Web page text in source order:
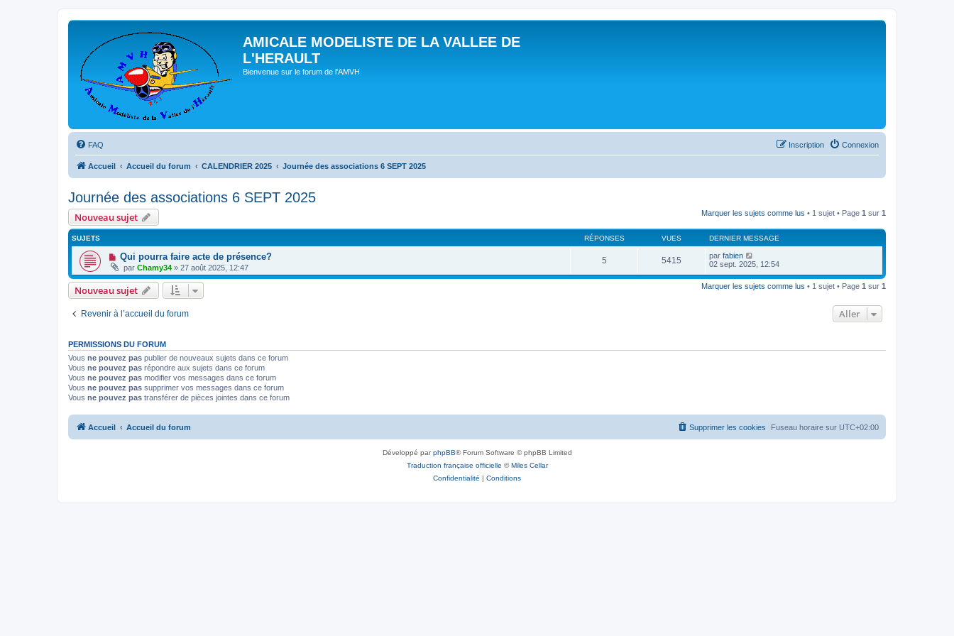
AMICALE MODELISTE DE LA VALLEE DE
L'HERAULT
Bienvenue sur le forum de l'AMVH
FAQ Connexion
Inscription
Accueil Accueil du forum CALENDRIER 2025 Journée des associations 6 SEPT 2025
Journée des associations 6 SEPT 2025
Nouveau sujet Marquer les sujets comme lus • 1 sujet • Page 1 sur 1
SUJETS RÉPONSES VUES DERNIER MESSAGE
Qui pourra faire acte de présence?
par Chamy34 » 27 août 2025, 12:47
5 5415 par fabien
02 sept. 2025, 12:54
Nouveau sujet Marquer les sujets comme lus • 1 sujet • Page 1 sur 1
Revenir à l’accueil du forum Aller
PERMISSIONS DU FORUM
Vous ne pouvez pas publier de nouveaux sujets dans ce forum
Vous ne pouvez pas répondre aux sujets dans ce forum
Vous ne pouvez pas modifier vos messages dans ce forum
Vous ne pouvez pas supprimer vos messages dans ce forum
Vous ne pouvez pas transférer de pièces jointes dans ce forum
Accueil Accueil du forum Fuseau horaire sur UTC+02:00
Supprimer les cookies
Développé parphpBB® Forum Software © phpBB Limited
Traduction française officielle ©Miles Cellar
Confidentialité | Conditions